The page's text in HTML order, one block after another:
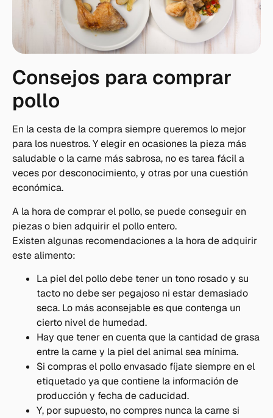
Consejos para comprar
pollo
En la cesta de la compra siempre queremos lo mejor
para los nuestros. Y elegir en ocasiones la pieza más
saludable o la carne más sabrosa, no es tarea fácil a
veces por desconocimiento, y otras por una cuestión
económica.
A la hora de comprar el pollo, se puede conseguir en
piezas o bien adquirir el pollo entero.
Existen algunas recomendaciones a la hora de adquirir
este alimento:
La piel del pollo debe tener un tono rosado y su
tacto no debe ser pegajoso ni estar demasiado
seca. Lo más aconsejable es que contenga un
cierto nivel de humedad.
Hay que tener en cuenta que la cantidad de grasa
entre la carne y la piel del animal sea mínima.
Si compras el pollo envasado fíjate siempre en el
etiquetado ya que contiene la información de
producción y fecha de caducidad.
Y, por supuesto, no compres nunca la carne si